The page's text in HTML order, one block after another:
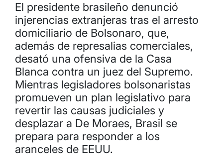
El presidente brasileño denunció
injerencias extranjeras tras el arresto
domiciliario de Bolsonaro, que,
además de represalias comerciales,
desató una ofensiva de la Casa
Blanca contra un juez del Supremo.
Mientras legisladores bolsonaristas
promueven un plan legislativo para
revertir las causas judiciales y
desplazar a De Moraes, Brasil se
prepara para responder a los
aranceles de EEUU.